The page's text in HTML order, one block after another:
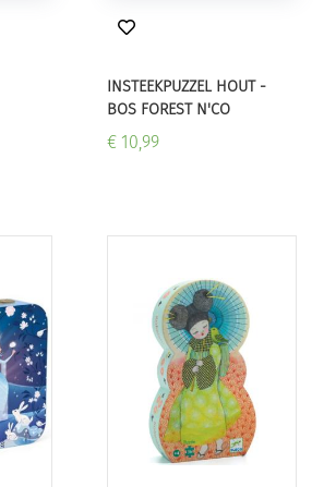
INSTEEKPUZZEL HOUT -
BOS FOREST N'CO
€ 10,99